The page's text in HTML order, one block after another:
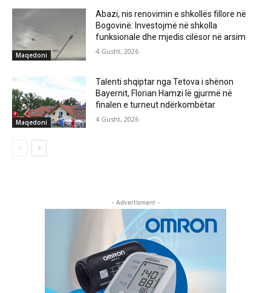
Maqedoni
Abazi, nis renovimin e shkollës fillore në
Bogovinë: Investojmë në shkolla
funksionale dhe mjedis cilësor në arsim
4 Gusht, 2026
Maqedoni
Talenti shqiptar nga Tetova i shënon
Bayernit, Florian Hamzi lë gjurmë në
finalen e turneut ndërkombëtar
4 Gusht, 2026
- Advertisment -